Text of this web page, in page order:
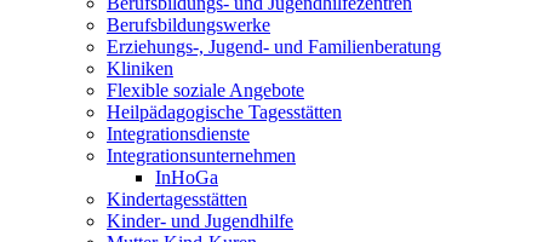
Berufsbildungswerke
Erziehungs-, Jugend- und Familienberatung
Kliniken
Flexible soziale Angebote
Heilpädagogische Tagesstätten
Integrationsdienste
Integrationsunternehmen
InHoGa
Kindertagesstätten
Kinder- und Jugendhilfe